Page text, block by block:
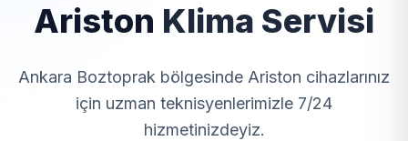
Ariston Klima Servisi
Ankara Boztoprak bölgesinde Ariston cihazlarınız
için uzman teknisyenlerimizle 7/24
hizmetinizdeyiz.